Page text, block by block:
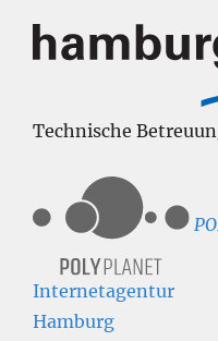
Technische
Internetagentur
Hamburg